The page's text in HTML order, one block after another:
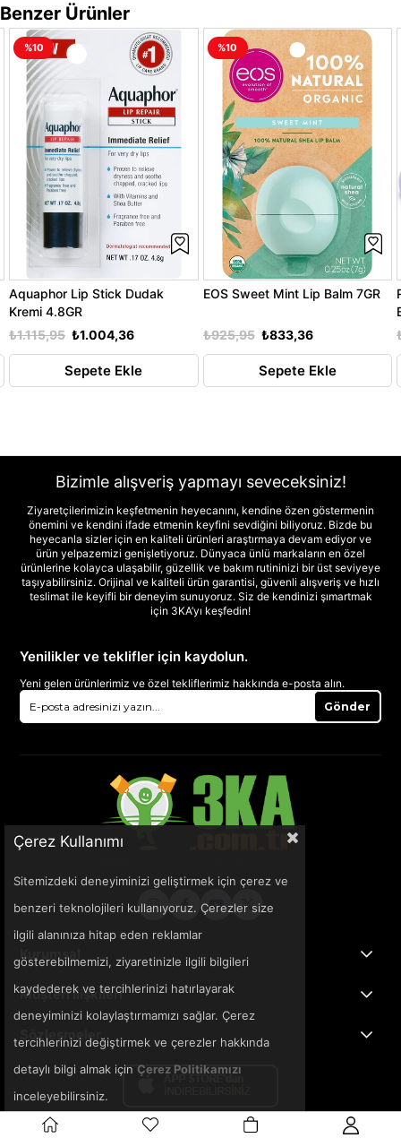
Benzer Ürünler
Aquaphor Lip Stick Dudak
Kremi 4.8GR
₺1.004,36
₺1.115,95
Sepete Ekle
%10
EOS Sweet Mint Lip Balm 7GR
₺833,36
₺925,95
Sepete Ekle
%10
Bizimle alışveriş yapmayı seveceksiniz!
Ziyaretçilerimizin keşfetmenin heyecanını, kendine özen göstermenin
önemini ve kendini ifade etmenin keyfini sevdiğini biliyoruz. Bizde bu
heyecanla sizler için en kaliteli ürünleri araştırmaya devam ediyor ve
ürün yelpazemizi genişletiyoruz. Dünyaca ünlü markaların en özel
ürünlerine kolayca ulaşabilir, güzellik ve bakım rutininizi bir üst seviyeye
taşıyabilirsiniz. Orijinal ve kaliteli ürün garantisi, güvenli alışveriş ve hızlı
teslimat ile keyifli bir deneyim sunuyoruz. Siz de kendinizi şımartmak
için 3KA’yı keşfedin!
Yenilikler ve teklifler için kaydolun.
Yeni gelen ürünlerimiz ve özel tekliflerimiz hakkında e-posta alın.
Gönder
Kurumsal
Müşteri İlişkileri
Sözleşmeler
Çerez Kullanımı
Sitemizdeki deneyiminizi geliştirmek için çerez ve
benzeri teknolojileri kullanıyoruz. Çerezler size
ilgili alanınıza hitap eden reklamlar
gösterebilmemizi, ziyaretinizle ilgili bilgileri
kaydederek ve tercihlerinizi hatırlayarak
deneyiminizi kolaylaştırmamızı sağlar. Çerez
tercihlerinizi değiştirmek ve çerezler hakkında
detaylı bilgi almak için Çerez Politikamızı
inceleyebilirsiniz.